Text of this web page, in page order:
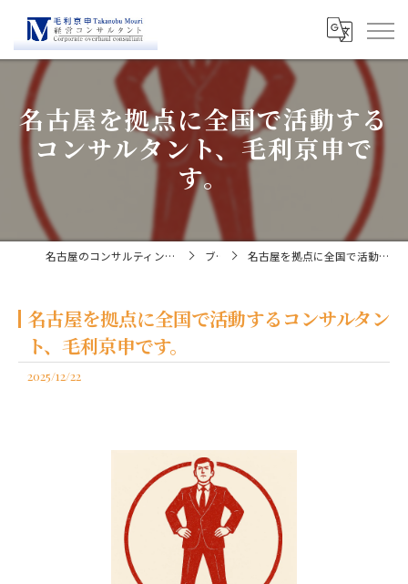
名古屋を拠点に全国で活動する
コンサルタント、毛利京申で
す。
名古屋のコンサルティングなら経営コンサルタント毛利京申 ブログ 名古屋を拠点に全国で活動するコンサルタント、毛利京申です。
名古屋を拠点に全国で活動するコンサルタン
ト、毛利京申です。
2025/12/22